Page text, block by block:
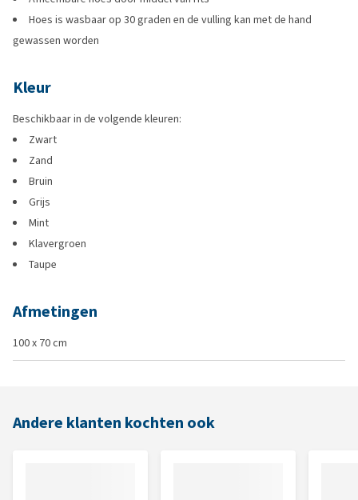
Hoes is wasbaar op 30 graden en de vulling kan met de hand
gewassen worden
Kleur
Beschikbaar in de volgende kleuren:
Zwart
Zand
Bruin
Grijs
Mint
Klavergroen
Taupe
Afmetingen
100 x 70 cm
Andere klanten kochten ook